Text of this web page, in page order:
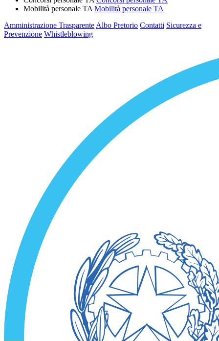
Mobilità personale TA Mobilità personale TA
Amministrazione Trasparente Albo Pretorio Contatti Sicurezza e
Prevenzione Whistleblowing